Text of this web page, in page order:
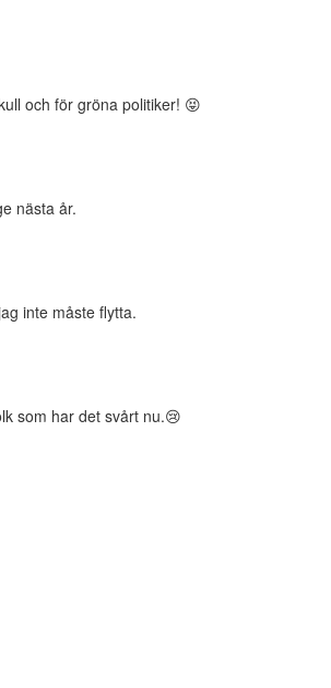
och för gröna politiker! 😝
nästa år.
inte måste flytta.
som har det svårt nu.😢